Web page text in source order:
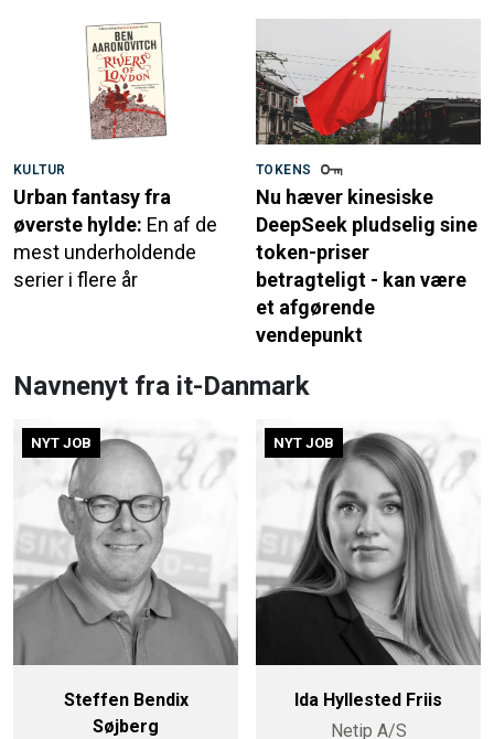
KULTUR
Urban fantasy fra
øverste hylde: En af de
mest underholdende
serier i flere år
TOKENS
Nu hæver kinesiske
DeepSeek pludselig sine
token-priser
betragteligt - kan være
et afgørende
vendepunkt
Navnenyt fra it-Danmark
NYT JOB
Steffen Bendix
Søjberg
NYT JOB
Ida Hyllested Friis
Netip A/S